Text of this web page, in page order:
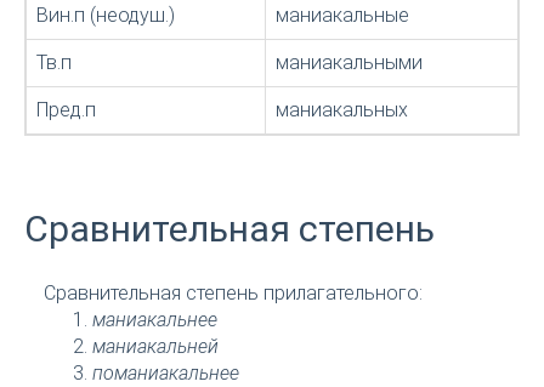
Вин.п (неодуш.) маниакальные
Тв.п маниакальными
Пред.п маниакальных
Сравнительная степень
Сравнительная степень прилагательного:
маниакальнее
маниакальней
поманиакальнее